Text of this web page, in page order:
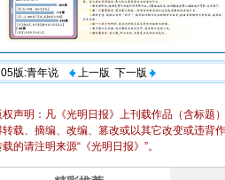
05版:青年说 上一版 下一版